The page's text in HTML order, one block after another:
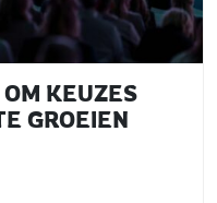
KEUZES
GROEIEN